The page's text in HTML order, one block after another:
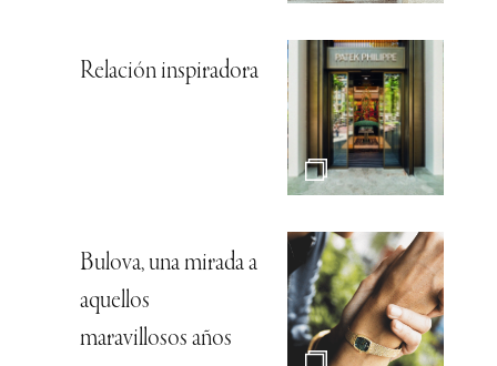
Relación inspiradora
Bulova, una mirada a
aquellos
maravillosos años